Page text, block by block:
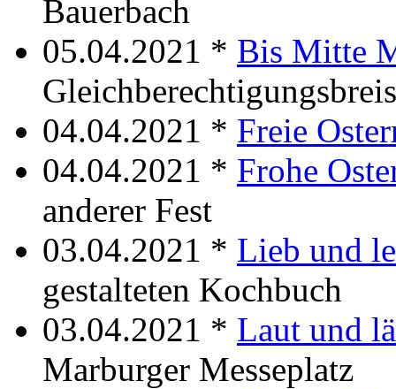
Bauerbach
05.04.2021 * Bis Mitte
Gleichberechtigungsbreis
04.04.2021 * Freie
04.04.2021 * Frohe
anderer Fest
03.04.2021 * Lieb und
gestalteten Kochbuch
03.04.2021 * Laut und
Marburger Messeplatz